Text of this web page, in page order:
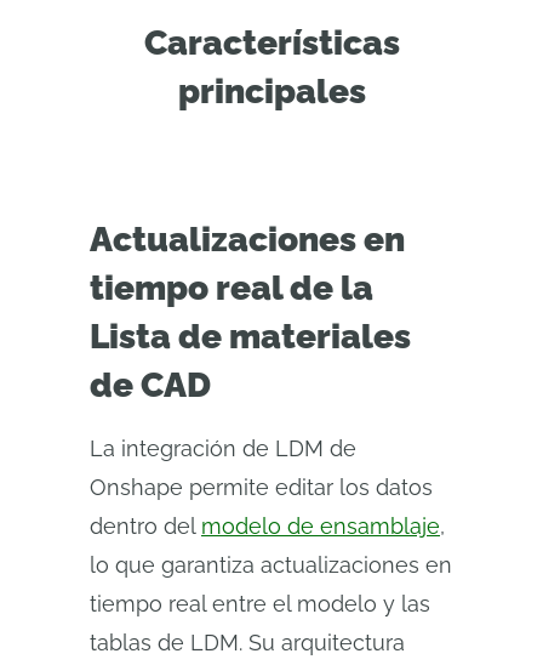
Características
principales
Actualizaciones en
tiempo real de la
Lista de materiales
de CAD
La integración de LDM de
Onshape permite editar los datos
dentro del modelo de ensamblaje,
lo que garantiza actualizaciones en
tiempo real entre el modelo y las
tablas de LDM. Su arquitectura